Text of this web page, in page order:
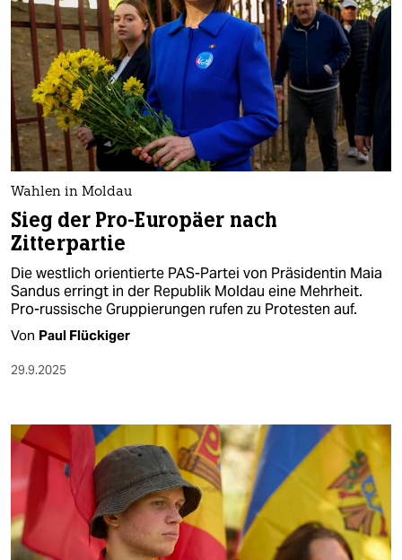
Wahlen in Moldau
Sieg der Pro-Europäer nach
Zitterpartie
Die westlich orientierte PAS-Partei von Präsidentin Maia
Sandus erringt in der Republik Moldau eine Mehrheit.
Pro-russische Gruppierungen rufen zu Protesten auf.
Von Paul Flückiger
29.9.2025